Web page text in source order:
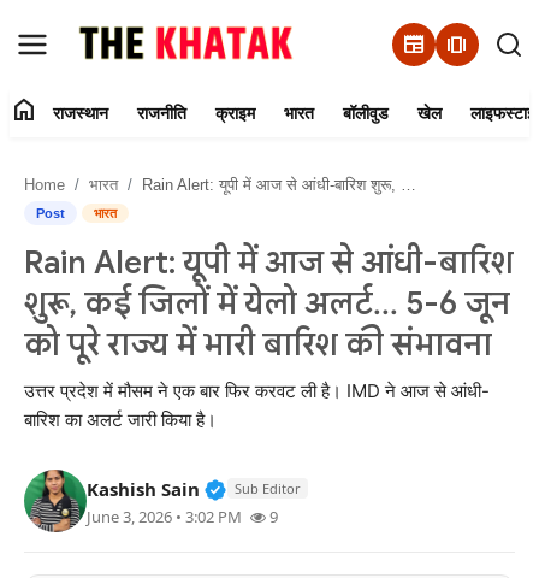
newspaper amp_stories
Contact Us
राजस्थान
राजनीति
क्राइम
बॉलीवुड
खेल
home राजस्थान राजनीति क्राइम भारत बॉलीवुड खेल
Home भारत Rain Alert: यूपी में आज से आंधी-बारिश शुरू, कई जिलों में येलो अलर्ट... 5-6 जून को पूरे राज्य में भारी बारिश की संभावना
Post भारत
Rain Alert: यूपी में आज से आंधी-बारिश
शुरू, कई जिलों में येलो अलर्ट... 5-6 जून
को पूरे राज्य में भारी बारिश की संभावना
उत्तर प्रदेश में मौसम ने एक बार फिर करवट ली है। IMD ने आज से आंधी-
बारिश का अलर्ट जारी किया है।
Kashish Sain Verified Public Figure • 11 Jun,
Sub Editor
June 3, 2026 • 3:02 PM 9